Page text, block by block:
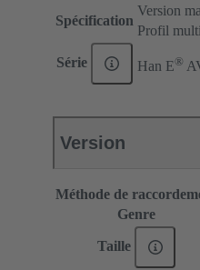
Spécification
Version
Profil
Série Han E®
Version
Méthode de
Genre
Taille